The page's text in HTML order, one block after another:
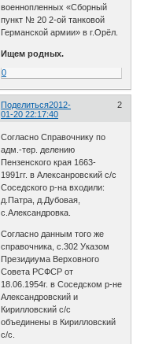
военнопленных «Сборный
пункт № 20 2-ой танковой
Германской армии» в г.Орёл.
Ищем родных.
0
Поделиться 2
2012-
01-20 22:17:40
Согласно Справочнику по
адм.-тер. делению
Пензенского края 1663-
1991гг. в Алексанровский с/с
Соседского р-на входили:
д.Патра, д.Дубовая,
с.Александровка.
Согласно данным того же
справочника, с.302 Указом
Президиума Верховного
Совета РСФСР от
18.06.1954г. в Соседском р-не
Александровский и
Кирилловский с/с
объединены в Кирилловский
с/с.